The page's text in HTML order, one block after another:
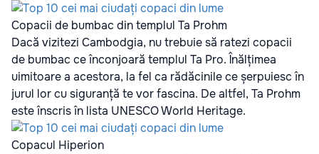
Copacii de bumbac din templul Ta Prohm
Dacă vizitezi Cambodgia, nu trebuie să ratezi copacii
de bumbac ce înconjoară templul Ta Pro. Înălțimea
uimitoare a acestora, la fel ca rădăcinile ce șerpuiesc în
jurul lor cu siguranță te vor fascina. De altfel, Ta Prohm
este înscris în lista UNESCO World Heritage.
Copacul Hiperion